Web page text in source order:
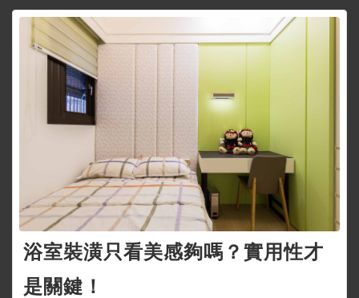
浴室裝潢只看美感夠嗎？實用性才
是關鍵！